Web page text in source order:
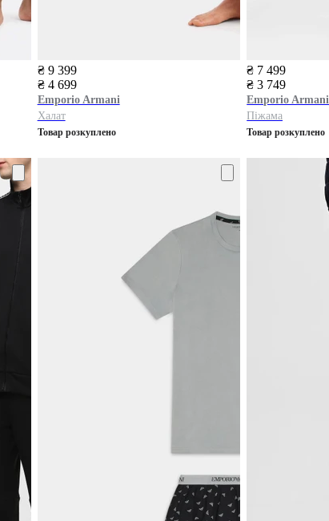
₴ 9 399
₴ 4 699
Emporio Armani
Халат
Товар розкуплено
₴ 7 499
₴ 3 749
Emporio Armani
Піжама
Товар розкуплено